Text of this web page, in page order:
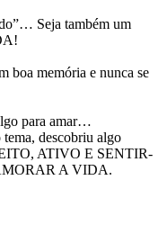
Seja também um
boa memória e nunca se
para amar…
descobriu algo
ATIVO E SENTIR-
A VIDA.